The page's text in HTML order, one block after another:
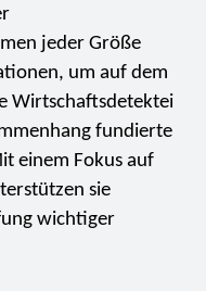
jeder Größe
um auf dem
Wirtschaftsdetektei
fundierte
einem Fokus auf
sie
wichtiger